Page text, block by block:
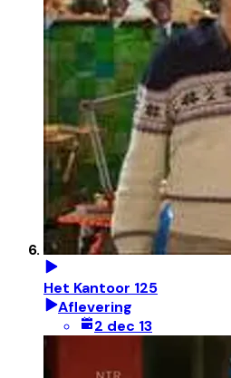
Het Kantoor 125
Aflevering
2 dec 13